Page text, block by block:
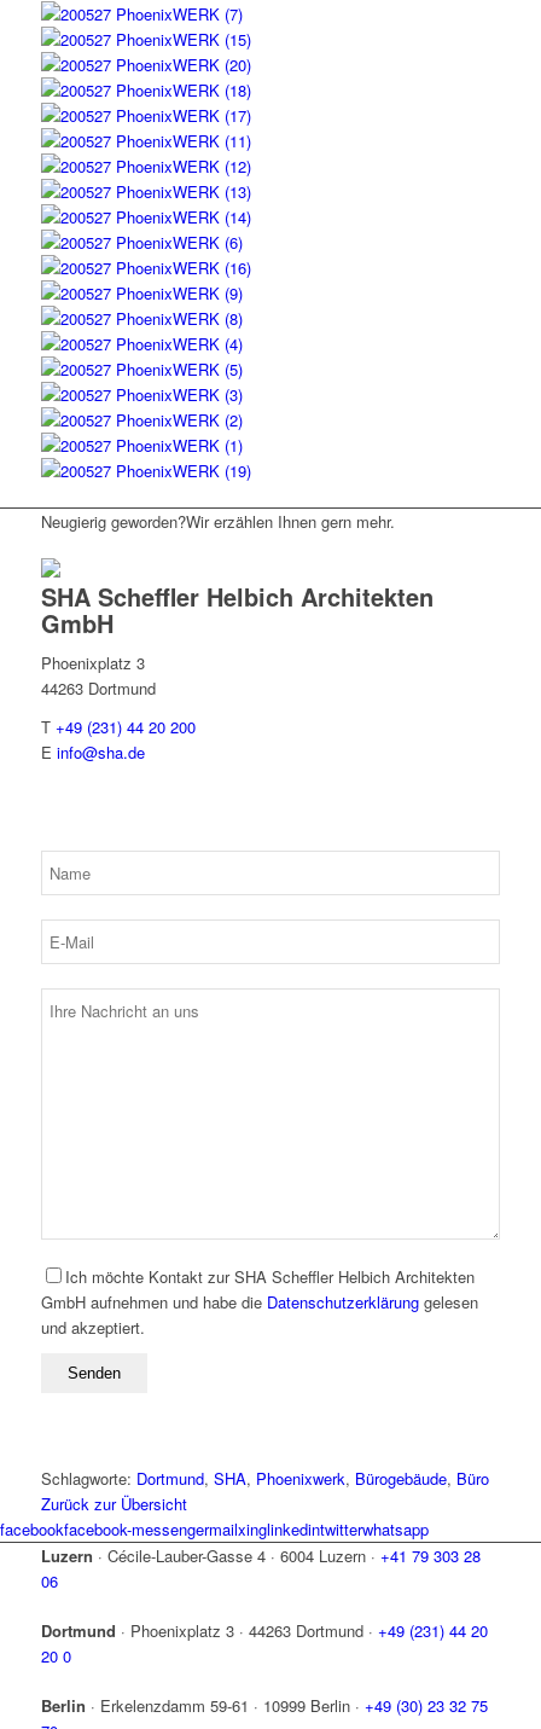
Neugierig geworden?Wir erzählen Ihnen gern mehr.
SHA Scheffler Helbich Architekten
GmbH
Phoenixplatz 3
44263 Dortmund
T +49 (231) 44 20 200
E info@sha.de
Ich möchte Kontakt zur SHA Scheffler Helbich Architekten
GmbH aufnehmen und habe die Datenschutzerklärunggelesen
und akzeptiert.
Schlagworte: Dortmund, SHA, Phoenixwerk, Bürogebäude, Büro
Zurück zur Übersicht
facebookfacebook-messengermailxinglinkedintwitterwhatsapp
Luzern · Cécile-Lauber-Gasse 4 · 6004 Luzern · +41 79 303 28
06
Dortmund · Phoenixplatz 3 · 44263 Dortmund · +49 (231) 44 20
20 0
Berlin · Erkelenzdamm 59-61 · 10999 Berlin · +49 (30) 23 32 75